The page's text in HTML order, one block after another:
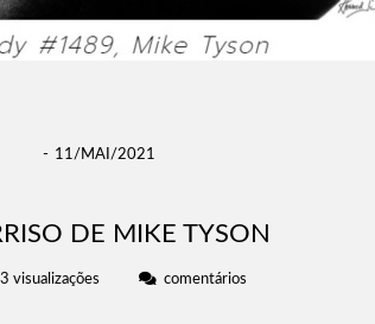
11/MAI/2021
DE MIKE TYSON
visualizações comentários